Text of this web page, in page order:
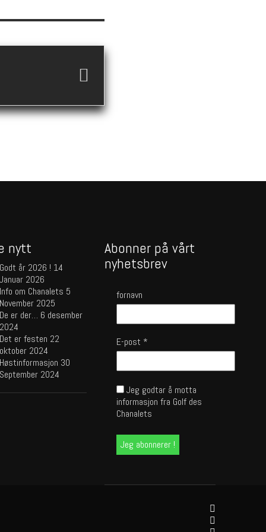
nytt
Godt år 2026 ! 14
Januar 2026
Info om Chanalets 5
November 2025
De er der… 6 desember
2024
Det er festen 22
oktober 2024
Høstinformasjon 30
September 2024
Abonner på vårt
nyhetsbrev
fornavn
E-post *
Jeg godtar å motta
informasjon fra Golf des
Chanalets